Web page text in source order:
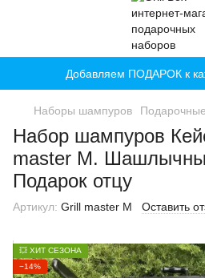
Добавляем ПОДАРОК к
Наборы шампуров
Набор шампуров
master M.
Подарок отцу
Артикул: Grill master M Оставить
💥 ХИТ СЕЗОНА
−14%